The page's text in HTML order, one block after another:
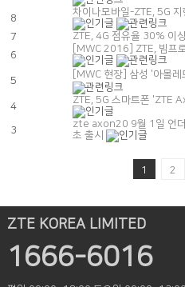
8
차이나모바일-ZTE, 5G 지
7
ZTE, 4G 점유율 30% 이
6
[MWC 2016] ZTE, 빔프
5
[MWC 현장] 삼성 '아몰
4
ZTE, 5G 스마트폰 'ZTE
3
zte axon20 9월 1일 언더
초 출시
1 2
ZTE KOREA LIMITED
1666-6016